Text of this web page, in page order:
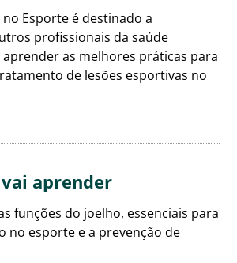
no Esporte é destinado a
profissionais da saúde
as melhores práticas para
de lesões esportivas no
aprender
funções do joelho, essenciais para
no esporte e a prevenção de